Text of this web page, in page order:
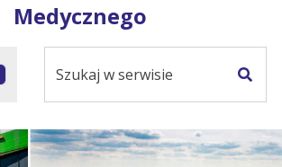
Medycznego
dostosowania
serwisie